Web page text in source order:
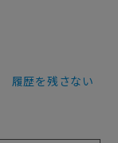
履歴を残さない